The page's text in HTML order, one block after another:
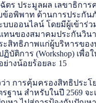
ตร ประมูลผล เลขาธิกา
บข้อพิพาท ด้านการประกั
บบออนไลน์ โดยมีผู้เข้าร่
นของสมาคมประกันวินา
ระสิทธิภาพแก่ผู้บริหารขอ
ฏิบัติการ (Workshop) เ
างน้อยร้อยละ 15
ว่า การคุ้มครองสิทธิประ
ฐาน สำหรับในปี 2569 จ